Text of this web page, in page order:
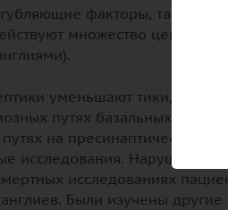
факторы, такие
множество цепей в
уменьшают тики,
путях базальных
на пресинаптическом,
исследования. Нарушение
исследованиях
Были изучены